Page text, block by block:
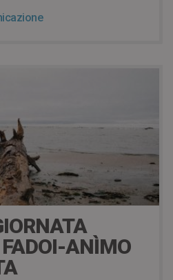
ANÌMO